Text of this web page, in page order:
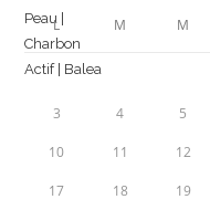
L M M
3 4 5
10 11 12
17 18 19